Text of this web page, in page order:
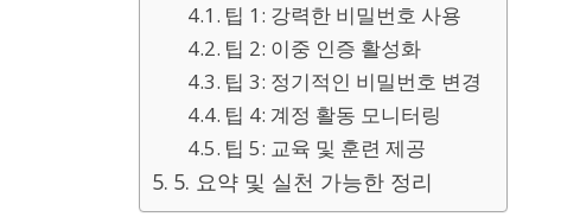
팁 1: 강력한 비밀번호 사용
팁 2: 이중 인증 활성화
팁 3: 정기적인 비밀번호 변경
팁 4: 계정 활동 모니터링
팁 5: 교육 및 훈련 제공
5. 요약 및 실천 가능한 정리